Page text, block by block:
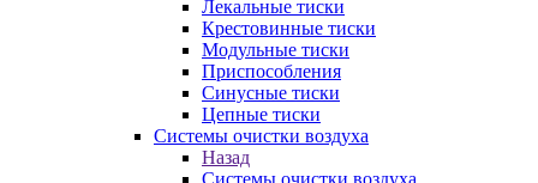
Лекальные тиски
Крестовинные тиски
Модульные тиски
Приспособления
Синусные тиски
Цепные тиски
Системы очистки воздуха
Назад
Системы очистки воздуха